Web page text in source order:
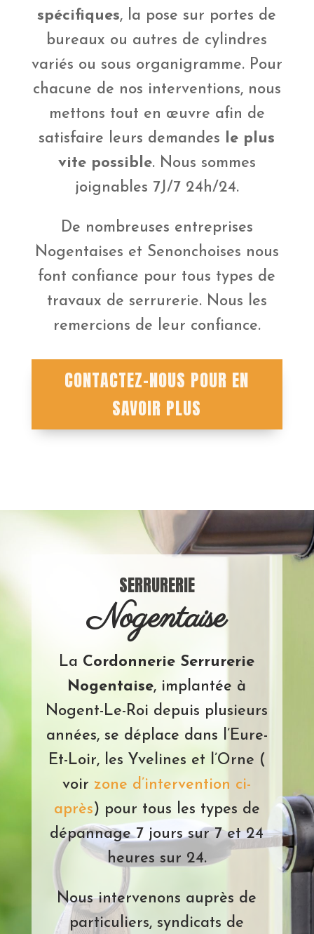
spécifiques, la pose sur portes de
bureaux ou autres de cylindres
variés ou sous organigramme. Pour
chacune de nos interventions, nous
mettons tout en œuvre afin de
satisfaire leurs demandes
le plus
vite possible. Nous sommes
joignables 7J/7 24h/24.
De nombreuses entreprises
Nogentaises et Senonchoises nous
font confiance pour tous types de
travaux de serrurerie. Nous les
remercions de leur confiance.
CONTACTEZ-NOUS POUR EN
SAVOIR PLUS
SERRURERIE
Nogentaise
La Cordonnerie Serrurerie
Nogentaise, implantée à
Nogent-Le-Roi depuis plusieurs
années, se déplace dans l’Eure-
Et-Loir, les Yvelines et l’Orne (
voirzone d’intervention ci-
après) pour tous les types de
dépannage 7 jours sur 7 et 24
heures sur 24.
Nous intervenons auprès de
particuliers, syndicats de